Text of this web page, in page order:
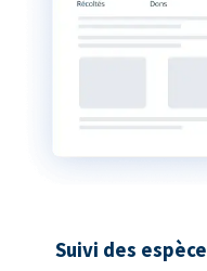
Suivi des